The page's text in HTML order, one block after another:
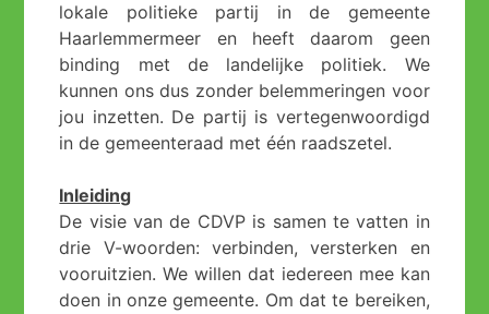
lokale politieke partij in de gemeente
Haarlemmermeer en heeft daarom geen
binding met de landelijke politiek. We
kunnen ons dus zonder belemmeringen voor
jou inzetten. De partij is vertegenwoordigd
in de gemeenteraad met één raadszetel.
Inleiding
De visie van de CDVP is samen te vatten in
drie V-woorden: verbinden, versterken en
vooruitzien. We willen dat iedereen mee kan
doen in onze gemeente. Om dat te bereiken,